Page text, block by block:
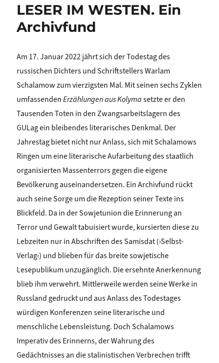
LESER IM WESTEN. Ein
Archivfund
Am 17. Januar 2022 jährt sich der Todestag des
russischen Dichters und Schriftstellers Warlam
Schalamow zum vierzigsten Mal. Mit seinen sechs Zyklen
umfassendenErzählungen aus Kolymasetzte er den
Tausenden Toten in den Zwangsarbeitslagern des
GULag ein bleibendes literarisches Denkmal. Der
Jahrestag bietet nicht nur Anlass, sich mit Schalamows
Ringen um eine literarische Aufarbeitung des staatlich
organisierten Massenterrors gegen die eigene
Bevölkerung auseinandersetzen. Ein Archivfund rückt
auch seine Sorge um die Rezeption seiner Texte ins
Blickfeld. Da in der Sowjetunion die Erinnerung an
Terror und Gewalt tabuisiert wurde, kursierten diese zu
Lebzeiten nur in Abschriften des Samisdat (›Selbst-
Verlag‹) und blieben für das breite sowjetische
Lesepublikum unzugänglich. Die ersehnte Anerkennung
blieb ihm verwehrt. Mittlerweile werden seine Werke in
Russland gedruckt und aus Anlass des Todestages
würdigen Konferenzen seine literarische und
menschliche Lebensleistung. Doch Schalamows
Imperativ des Erinnerns, der Wahrung des
Gedächtnisses an die stalinistischen Verbrechen trifft